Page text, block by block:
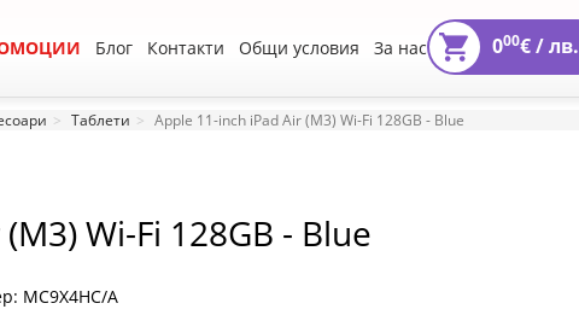
Блог Контакти Общи условия За нас 000€ /лв.
Таблети Apple 11-inch iPad Air (M3) Wi-Fi 128GB - Blue
Wi-Fi 128GB - Blue
MC9X4HC/A